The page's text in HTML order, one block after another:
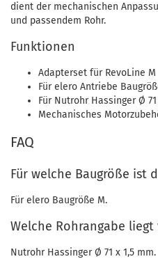
dient der mechanischen
und passendem Rohr.
Funktionen
Adapterset für RevoLine M
Für elero Antriebe
Für Nutrohr Hassinger Ø 71
Mechanisches
FAQ
Für welche Baugröße ist
Für elero Baugröße M.
Welche Rohrangabe liegt
Nutrohr Hassinger Ø 71 x 1,5 mm.